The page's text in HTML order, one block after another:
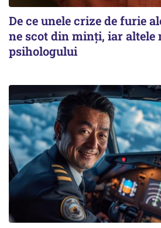
De ce unele crize de furie
ne scot din minți, iar altele
psihologului